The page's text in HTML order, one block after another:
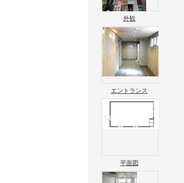
外観
エントランス
平面図